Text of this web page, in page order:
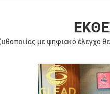
με ψηφιακό έλεγχο